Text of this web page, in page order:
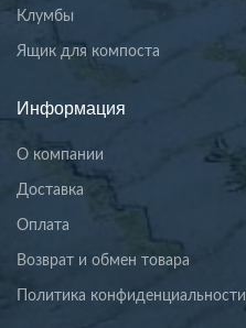
Клумбы
Ящик для компоста
Информация
О компании
Доставка
Оплата
Возврат и обмен товара
Политика конфиденциальности